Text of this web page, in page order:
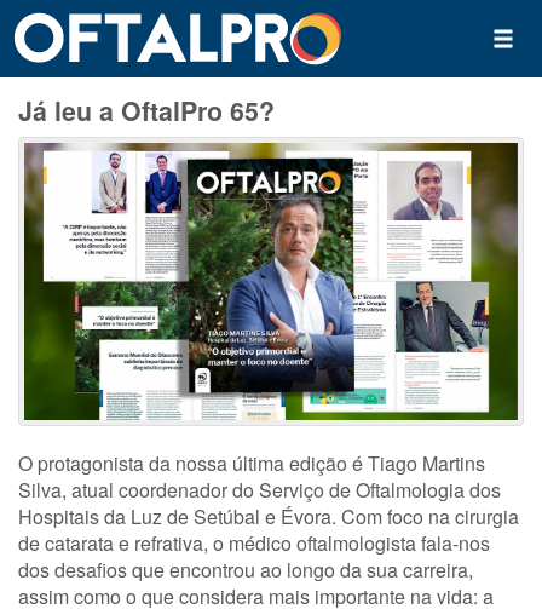
Já leu a OftalPro 65?
O protagonista da nossa última edição é Tiago Martins
Silva, atual coordenador do Serviço de Oftalmologia dos
Hospitais da Luz de Setúbal e Évora. Com foco na cirurgia
de catarata e refrativa, o médico oftalmologista fala-nos
dos desafios que encontrou ao longo da sua carreira,
assim como o que considera mais importante na vida: a